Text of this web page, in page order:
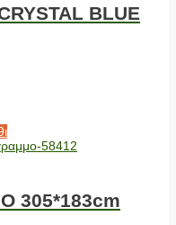
BLUE
305*183cm